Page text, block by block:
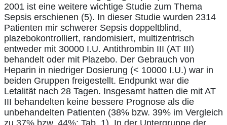
2001 ist eine weitere wichtige Studie zum Thema
Sepsis erschienen (5). In dieser Studie wurden 2314
Patienten mir schwerer Sepsis doppeltblind,
plazebokontrolliert, randomisiert, multizentrisch
entweder mit 30000 I.U. Antithrombin III (AT III)
behandelt oder mit Plazebo. Der Gebrauch von
Heparin in niedriger Dosierung (< 10000 I.U.) war in
beiden Gruppen freigestellt. Endpunkt war die
Letalität nach 28 Tagen. Insgesamt hatten die mit AT
III behandelten keine bessere Prognose als die
unbehandelten Patienten (38% bzw. 39% im Vergleich
zu 37% bzw. 44%; Tab. 1). In der Untergruppe der